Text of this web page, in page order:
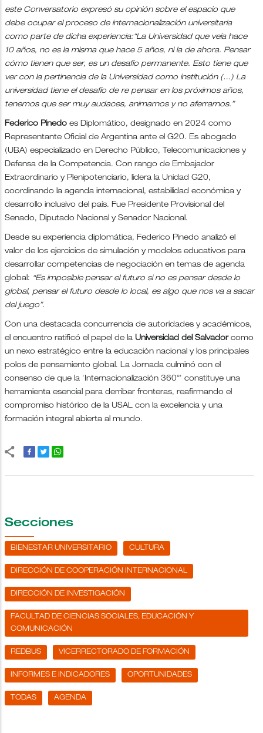
este Conversatorio expresó su opinión sobre el espacio que
debe ocupar el proceso de internacionalización universitaria
como parte de dicha experiencia:“La Universidad que veía hace
10 años, no es la misma que hace 5 años, ni la de ahora. Pensar
cómo tienen que ser, es un desafío permanente. Esto tiene que
ver con la pertinencia de la Universidad como institución (…) La
universidad tiene el desafío de re pensar en los próximos años,
tenemos que ser muy audaces, animarnos y no aferrarnos.”
Federico Pinedo es Diplomático, designado en 2024 como
Representante Oficial de Argentina ante el G20. Es abogado
(UBA) especializado en Derecho Público, Telecomunicaciones y
Defensa de la Competencia. Con rango de Embajador
Extraordinario y Plenipotenciario, lidera la Unidad G20,
coordinando la agenda internacional, estabilidad económica y
desarrollo inclusivo del país. Fue Presidente Provisional del
Senado, Diputado Nacional y Senador Nacional.
Desde su experiencia diplomática, Federico Pinedo analizó el
valor de los ejercicios de simulación y modelos educativos para
desarrollar competencias de negociación en temas de agenda
global: “Es imposible pensar el futuro si no es pensar desde lo
global, pensar el futuro desde lo local, es algo que nos va a sacar
del juego”.
Con una destacada concurrencia de autoridades y académicos,
el encuentro ratificó el papel de la Universidad del Salvador como
un nexo estratégico entre la educación nacional y los principales
polos de pensamiento global. La Jornada culminó con el
consenso de que la 'Internacionalización 360°' constituye una
herramienta esencial para derribar fronteras, reafirmando el
compromiso histórico de la USAL con la excelencia y una
formación integral abierta al mundo.
Secciones
BIENESTAR UNIVERSITARIO CULTURA
DIRECCIÓN DE COOPERACIÓN INTERNACIONAL
DIRECCIÓN DE INVESTIGACIÓN
FACULTAD DE CIENCIAS SOCIALES, EDUCACIÓN Y
COMUNICACIÓN
REDBUS VICERRECTORADO DE FORMACIÓN
INFORMES E INDICADORES OPORTUNIDADES
TODAS AGENDA